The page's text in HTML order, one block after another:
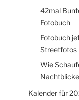
42mal
Fotobuch
Fotobuch
Streetfotos
Wie
Nachtblicke
Kalender für